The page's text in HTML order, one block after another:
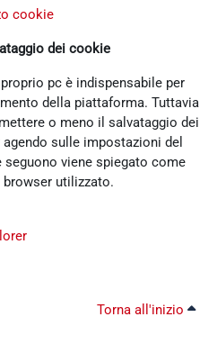
cookie
dei cookie
pc è indispensabile per
della piattaforma. Tuttavia
o meno il salvataggio dei
sulle impostazioni del
viene spiegato come
utilizzato.
Torna all'inizio